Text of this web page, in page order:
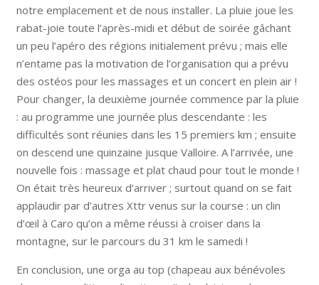
notre emplacement et de nous installer. La pluie joue les
rabat-joie toute l’après-midi et début de soirée gâchant
un peu l’apéro des régions initialement prévu ; mais elle
n’entame pas la motivation de l’organisation qui a prévu
des ostéos pour les massages et un concert en plein air !
Pour changer, la deuxième journée commence par la pluie
: au programme une journée plus descendante : les
difficultés sont réunies dans les 15 premiers km ; ensuite
on descend une quinzaine jusque Valloire. A l’arrivée, une
nouvelle fois : massage et plat chaud pour tout le monde !
On était très heureux d’arriver ; surtout quand on se fait
applaudir par d’autres Xttr venus sur la course : un clin
d’œil à Caro qu’on a même réussi à croiser dans la
montagne, sur le parcours du 31 km le samedi !
En conclusion, une orga au top (chapeau aux bénévoles